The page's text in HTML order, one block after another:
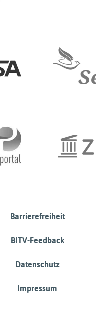
Barrierefreiheit
BITV-Feedback
Datenschutz
Impressum